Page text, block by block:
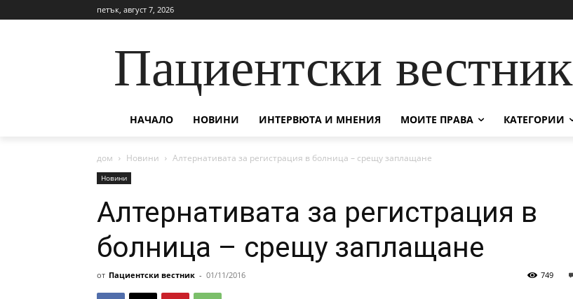
петък, август 7, 2026
Пациентски вестник
НАЧАЛО НОВИНИ ИНТЕРВЮТА И МНЕНИЯ МОИТЕ ПРАВА КАТЕГОРИИ
дом Новини Алтернативата за регистрация в болница – срещу заплащане
Новини
Алтернативата за регистрация в
болница – срещу заплащане
от Пациентски вестник - 01/11/2016 749